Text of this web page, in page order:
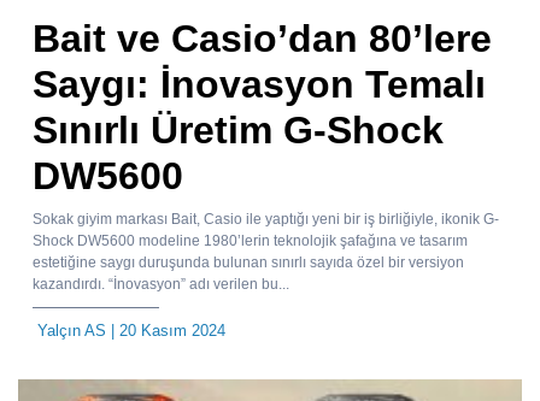
Bait ve Casio’dan 80’lere
Saygı: İnovasyon Temalı
Sınırlı Üretim G-Shock
DW5600
Sokak giyim markası Bait, Casio ile yaptığı yeni bir iş birliğiyle, ikonik G-
Shock DW5600 modeline 1980’lerin teknolojik şafağına ve tasarım
estetiğine saygı duruşunda bulunan sınırlı sayıda özel bir versiyon
kazandırdı. “İnovasyon” adı verilen bu...
Yalçın AS | 20 Kasım 2024